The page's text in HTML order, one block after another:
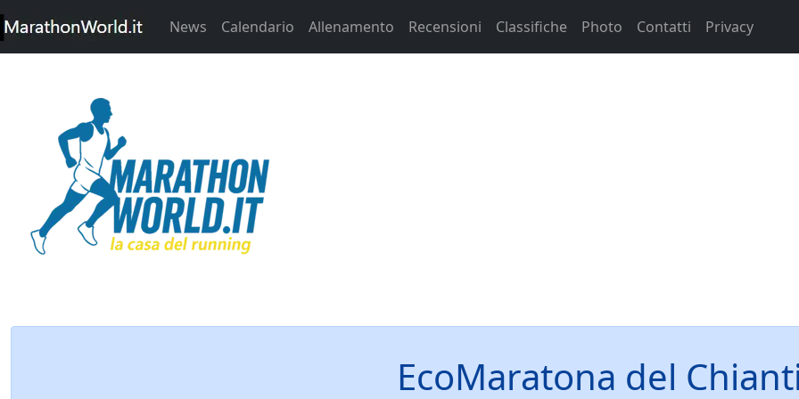
News Calendario Allenamento Recensioni Classifiche Photo Contatti Privacy
EcoMaratona del